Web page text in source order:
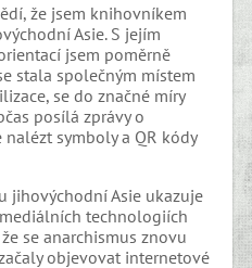
že jsem knihovníkem
Asie. S jejím
jsem poměrně
stala společným místem
se do značné míry
posílá zprávy o
symboly a QR kódy
jihovýchodní Asie ukazuje
technologiích
se anarchismus znovu
objevovat internetové